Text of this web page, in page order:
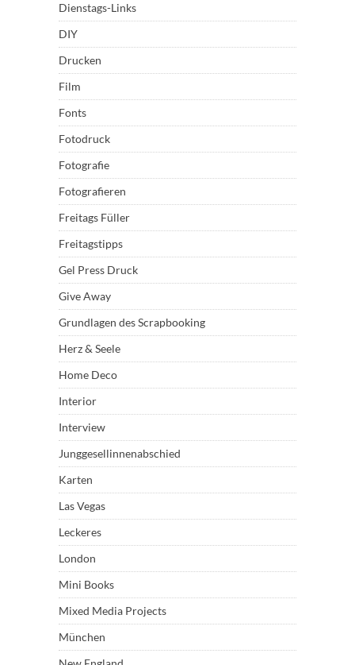
Dienstags-Links
DIY
Drucken
Film
Fonts
Fotodruck
Fotografie
Fotografieren
Freitags Füller
Freitagstipps
Gel Press Druck
Give Away
Grundlagen des Scrapbooking
Herz & Seele
Home Deco
Interior
Interview
Junggesellinnenabschied
Karten
Las Vegas
Leckeres
London
Mini Books
Mixed Media Projects
München